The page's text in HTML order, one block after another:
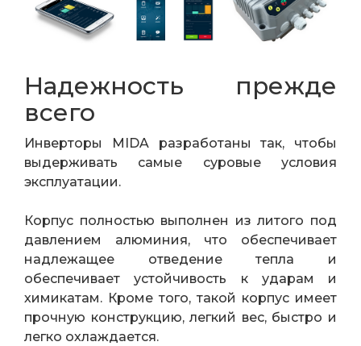
Надежность прежде
всего
Инверторы MIDA разработаны так, чтобы
выдерживать самые суровые условия
эксплуатации.
Корпус полностью выполнен из литого под
давлением алюминия, что обеспечивает
надлежащее отведение тепла и
обеспечивает устойчивость к ударам и
химикатам. Кроме того, такой корпус имеет
прочную конструкцию, легкий вес, быстро и
легко охлаждается.